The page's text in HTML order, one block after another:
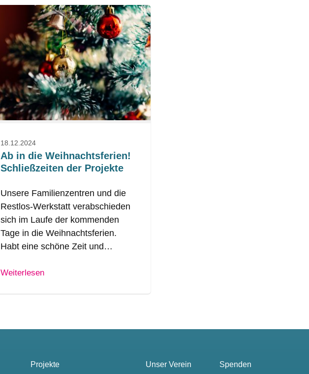
18.12.2024
Ab in die Weihnachtsferien!
Schließzeiten der Projekte
Unsere Familienzentren und die
Restlos-Werkstatt verabschieden
sich im Laufe der kommenden
Tage in die Weihnachtsferien.
Habt eine schöne Zeit und…
Weiterlesen
Projekte Unser Verein Spenden